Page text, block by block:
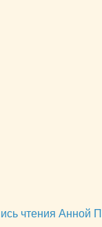
чтения Анной